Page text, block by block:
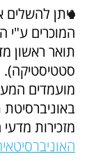
ניתן
המוכרים ע"י
סטטיסטיקה).
מועמדים
מזכירות